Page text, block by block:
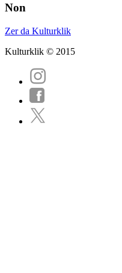
Non
Zer da Kulturklik
Kulturklik © 2015